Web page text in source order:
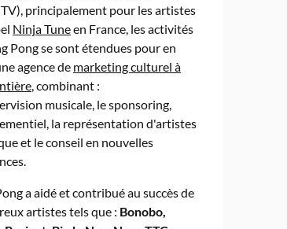
principalement pour les artistes
Ninja Tuneen France, les activités
Pong se sont étendues pour en
agence de marketing culturel à
, combinant :
musicale, le sponsoring,
la représentation d'artistes
et le conseil en nouvelles
a aidé et contribué au succès de
artistes tels que : Bonobo,